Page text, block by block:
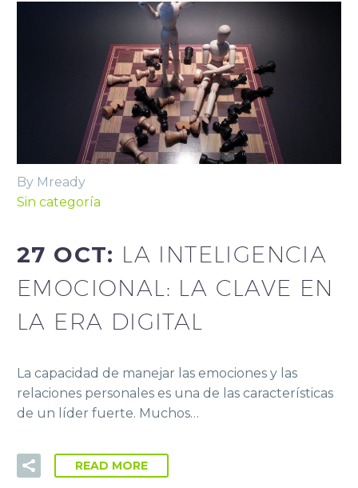
By Mready
Sin categoría
27 OCT: LA INTELIGENCIA
EMOCIONAL: LA CLAVE EN
LA ERA DIGITAL
La capacidad de manejar las emociones y las
relaciones personales es una de las características
de un líder fuerte. Muchos…
READ MORE